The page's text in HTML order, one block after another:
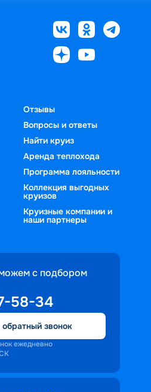
Отзывы
Вопросы и ответы
Найти круиз
Аренда теплохода
Программа лояльности
Коллекция выгодных
круизов
Круизные компании и
наши партнеры
с подбором
58-34
обратный звонок
ежедневно